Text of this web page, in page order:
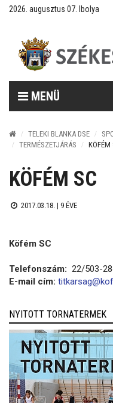
2026. augusztus 07. Ibolya
MENÜ
TELEKI BLANKA DSE
TERMÉSZETJÁRÁS
KÖFÉM
KÖFÉM SC
2017.03.18. | 9 ÉVE
Köfém SC
Telefonszám: 22/503-
E-mail cím:
NYITOTT TORNATERMEK